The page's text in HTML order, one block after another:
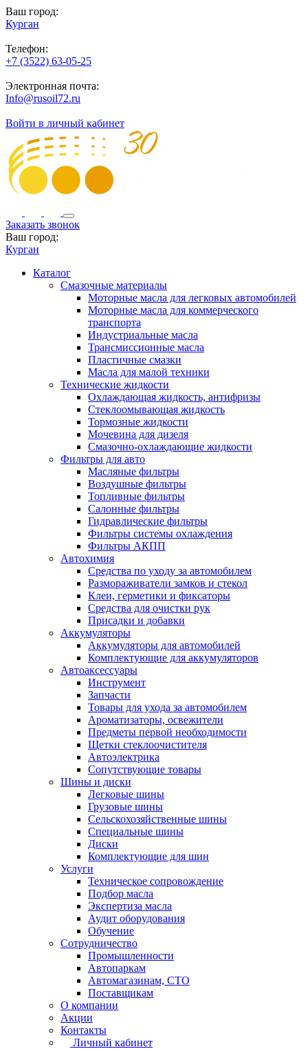
Ваш город:
Курган
Телефон:
+7 (3522) 63-05-25
Электронная почта:
Info@rusoil72.ru
Войти в личный кабинет
Заказать звонок
Ваш город:
Курган
Каталог
Смазочные материалы
Моторные масла для легковых автомобилей
Моторные масла для коммерческого
транспорта
Индустриальные масла
Трансмиссионные масла
Пластичные смазки
Масла для малой техники
Технические жидкости
Охлаждающая жидкость, антифризы
Стеклоомывающая жидкость
Тормозные жидкости
Мочевина для дизеля
Смазочно-охлаждающие жидкости
Фильтры для авто
Масляные фильтры
Воздушные фильтры
Топливные фильтры
Салонные фильтры
Гидравлические фильтры
Фильтры системы охлаждения
Фильтры АКПП
Автохимия
Средства по уходу за автомобилем
Размораживатели замков и стекол
Клеи, герметики и фиксаторы
Средства для очистки рук
Присадки и добавки
Аккумуляторы
Аккумуляторы для автомобилей
Комплектующие для аккумуляторов
Автоаксессуары
Инструмент
Запчасти
Товары для ухода за автомобилем
Ароматизаторы, освежители
Предметы первой необходимости
Щетки стеклоочистителя
Автоэлектрика
Сопутствующие товары
Шины и диски
Легковые шины
Грузовые шины
Сельскохозяйственные шины
Специальные шины
Диски
Комплектующие для шин
Услуги
Техническое сопровождение
Подбор масла
Экспертиза масла
Аудит оборудования
Обучение
Сотрудничество
Промышленности
Автопаркам
Автомагазинам, СТО
Поставщикам
О компании
Акции
Контакты
Личный кабинет